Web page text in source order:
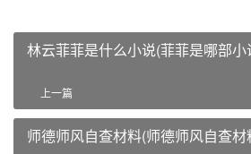
林云菲菲是什么小说(菲菲是哪部小
上一篇
师德师风自查材料(师德师风自查材